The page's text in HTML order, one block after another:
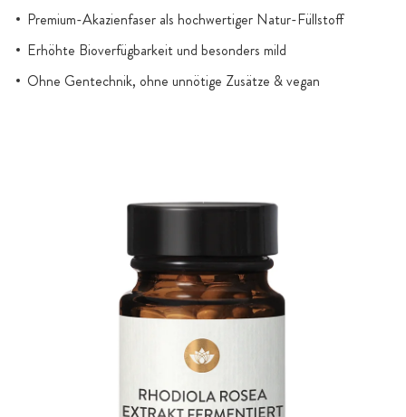
Premium-Akazienfaser als hochwertiger Natur-Füllstoff
Erhöhte Bioverfügbarkeit und besonders mild
Ohne Gentechnik, ohne unnötige Zusätze & vegan